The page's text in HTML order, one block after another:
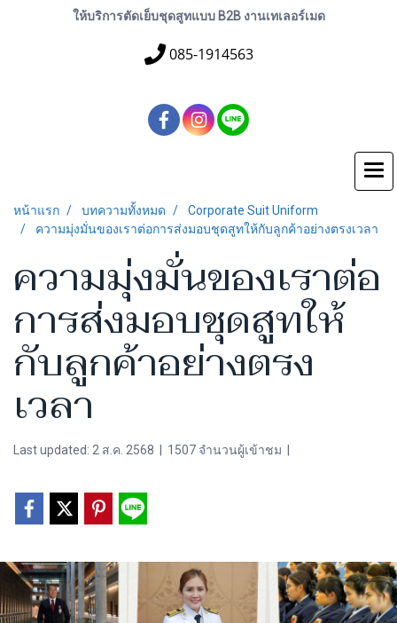
ให้บริการตัดเย็บชุดสูทแบบ B2B งานเทเลอร์เมด
085-1914563
หน้าแรก บทความทั้งหมด
Corporate Suit Uniform
ความมุ่งมั่นของเราต่อการส่งมอบชุดสูทให้กับลูกค้าอย่างตรงเวลา
ความมุ่งมั่นของเราต่อ
การส่งมอบชุดสูทให้
กับลูกค้าอย่างตรง
เวลา
Last updated: 2 ส.ค. 2568 1507 จำนวนผู้เข้าชม